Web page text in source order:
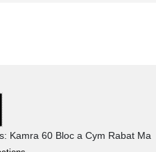
Kamra 60 Bloc a Cym Rabat Ma